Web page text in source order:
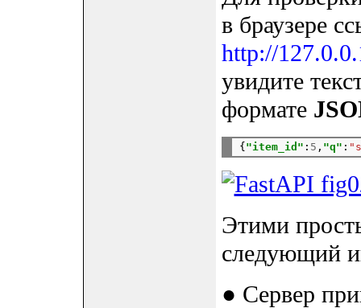
в браузере
http://
увидите
формате
{ "item_id" : 5 , "q" :
Этими
следующий
● Сервер